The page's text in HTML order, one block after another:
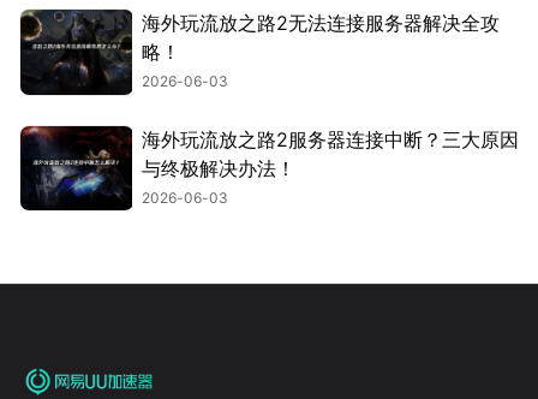
海外玩流放之路2无法连接服务器解决全攻
略！
2026-06-03
海外玩流放之路2服务器连接中断？三大原因
与终极解决办法！
2026-06-03